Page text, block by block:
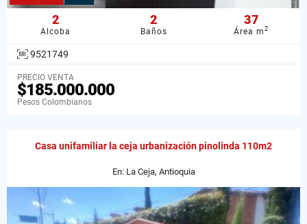
2
Alcoba
2
Baños
37
Área m2
9521749
PRECIO VENTA
$185.000.000
Pesos Colombianos
Casa unifamiliar la ceja urbanización pinolinda 110m2
En: La Ceja, Antioquia